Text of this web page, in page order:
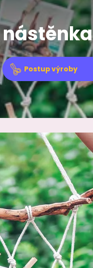
Postup výroby